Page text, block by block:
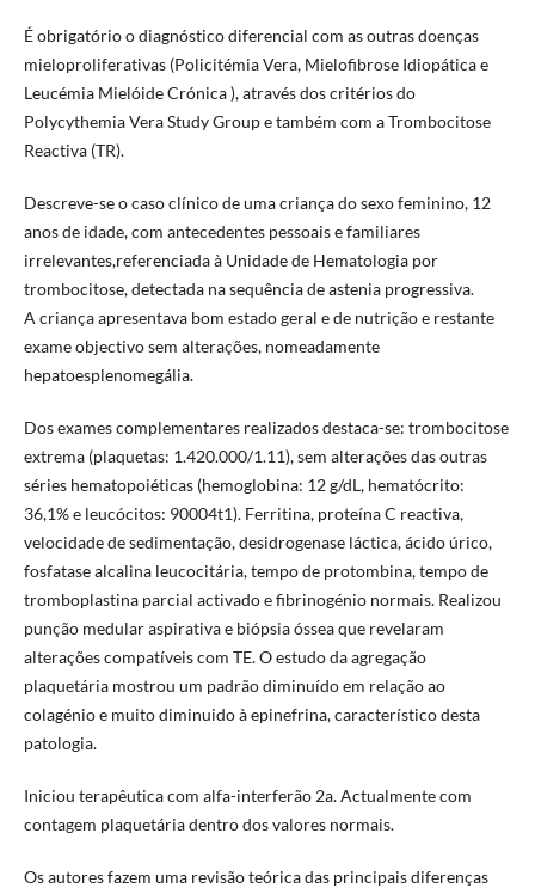
É obrigatório o diagnóstico diferencial com as outras doenças
mieloproliferativas (Policitémia Vera, Mielofibrose Idiopática e
Leucémia Mielóide Crónica ), através dos critérios do
Polycythemia Vera Study Group e também com a Trombocitose
Reactiva (TR).
Descreve-se o caso clínico de uma criança do sexo feminino, 12
anos de idade, com antecedentes pessoais e familiares
irrelevantes,referenciada à Unidade de Hematologia por
trombocitose, detectada na sequência de astenia progressiva.
A criança apresentava bom estado geral e de nutrição e restante
exame objectivo sem alterações, nomeadamente
hepatoesplenomegália.
Dos exames complementares realizados destaca-se: trombocitose
extrema (plaquetas: 1.420.000/1.11), sem alterações das outras
séries hematopoiéticas (hemoglobina: 12 g/dL, hematócrito:
36,1% e leucócitos: 90004t1). Ferritina, proteína C reactiva,
velocidade de sedimentação, desidrogenase láctica, ácido úrico,
fosfatase alcalina leucocitária, tempo de protombina, tempo de
tromboplastina parcial activado e fibrinogénio normais. Realizou
punção medular aspirativa e biópsia óssea que revelaram
alterações compatíveis com TE. O estudo da agregação
plaquetária mostrou um padrão diminuído em relação ao
colagénio e muito diminuido à epinefrina, característico desta
patologia.
Iniciou terapêutica com alfa-interferão 2a. Actualmente com
contagem plaquetária dentro dos valores normais.
Os autores fazem uma revisão teórica das principais diferenças